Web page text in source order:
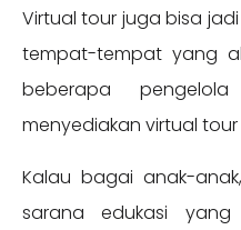
Virtual tour juga bisa
tempat-tempat yang
beberapa
menyediakan virtual
Kalau bagai anak-
sarana edukasi yang